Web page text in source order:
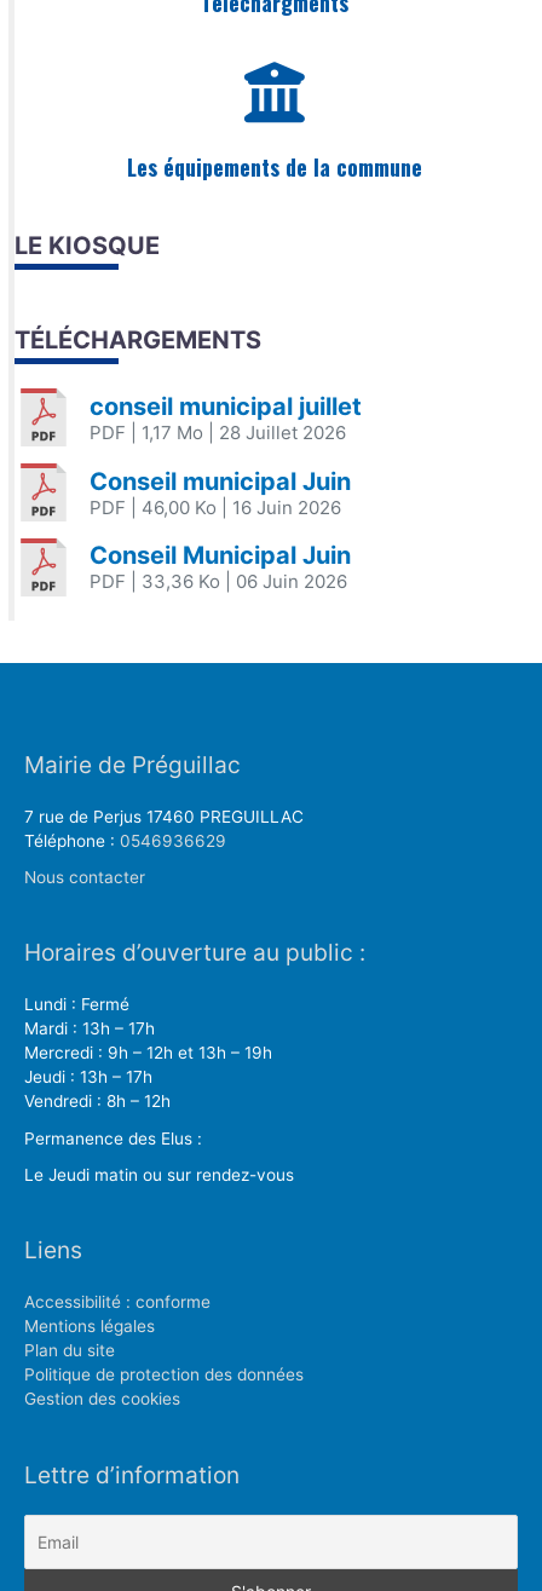
Les équipements de la commune
LE KIOSQUE
TÉLÉCHARGEMENTS
conseil municipal juillet
PDF | 1,17 Mo | 28 Juillet 2026
Conseil municipal Juin
PDF | 46,00 Ko | 16 Juin 2026
Conseil Municipal Juin
PDF | 33,36 Ko | 06 Juin 2026
Mairie de Préguillac
7 rue de Perjus 17460 PREGUILLAC
Téléphone : 0546936629
Nous contacter
Horaires d’ouverture au public :
Lundi : Fermé
Mardi : 13h – 17h
Mercredi : 9h – 12h et 13h – 19h
Jeudi : 13h – 17h
Vendredi : 8h – 12h
Permanence des Elus :
Le Jeudi matin ou sur rendez-vous
Liens
Accessibilité : conforme
Mentions légales
Plan du site
Politique de protection des données
Gestion des cookies
Lettre d’information